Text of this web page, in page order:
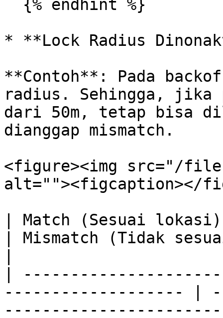
* **Lock Radius
**Contoh**: Pada
radius. Sehingga, jika
dari 50m, tetap bisa
dianggap mismatch.
<figure><img src="/
alt=""><figcaption></
| Match (Sesuai lokasi)
| Mismatch (Tidak
|
------------------- |